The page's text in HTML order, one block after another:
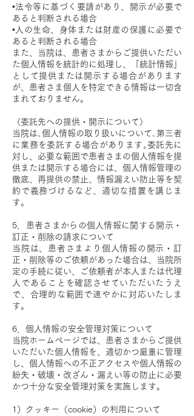
•法令等に基づく要請があり、開示が必要で
あると判断される場合
•人の生命、身体または財産の保護に必要で
あると判断される場合
また、当院は、患者さまからご提供いただい
た個人情報を統計的に処理し、「統計情報」
として提供または開示する場合があります
が、患者さま個人を特定できる情報は一切含
まれておりません。
〈委託先への提供・開示について〉
当院は､個人情報の取り扱いについて､第三者
に業務を委託する場合があります｡委託先に
対し、必要な範囲で患者さまの個人情報を提
供または開示する場合には、個人情報管理の
徹底、再提供の禁止、情報漏えい防止等を契
約で義務づけるなど、適切な措置を講じま
す。
5．患者さまからの個人情報に関する開示・
訂正・削除の請求について
当院は、患者さまより個人情報の開示・訂
正・削除等のご依頼があった場合は、当院所
定の手続に従い、ご依頼者が本人または代理
人であることを確認させていただいたうえ
で、合理的な範囲で速やかに対応いたしま
す。
6．個人情報の安全管理対策について
当院ホームページでは、患者さまからご提供
いただいた個人情報を、適切かつ厳重に管理
し、個人情報への不正アクセスや個人情報の
紛失・破壊・改ざん・漏えい等の防止に必要
かつ十分な安全管理対策を実施します。
1）クッキー（cookie）の利用について